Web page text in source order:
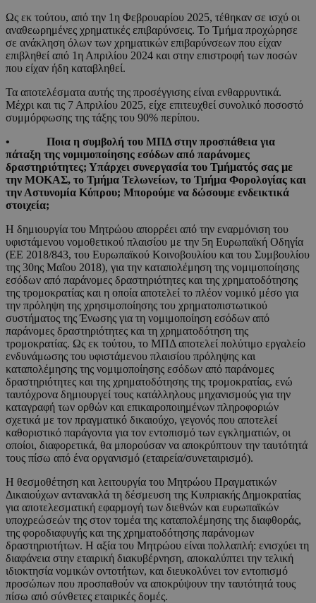
Ως εκ τούτου, από την 1η Φεβρουαρίου 2025, τέθηκαν σε ισχύ οι
αναθεωρημένες χρηματικές επιβαρύνσεις. Το Τμήμα προχώρησε
σε ανάκληση όλων των χρηματικών επιβαρύνσεων που είχαν
επιβληθεί από 1η Απριλίου 2024 και στην επιστροφή των ποσών
που είχαν ήδη καταβληθεί.
Τα αποτελέσματα αυτής της προσέγγισης είναι ενθαρρυντικά.
Μέχρι και τις 7 Απριλίου 2025, είχε επιτευχθεί συνολικό ποσοστό
συμμόρφωσης της τάξης του 90% περίπου.
• Ποια η συμβολή του ΜΠΔ στην προσπάθεια για
πάταξη της νομιμοποίησης εσόδων από παράνομες
δραστηριότητες; Υπάρχει συνεργασία του Τμήματός σας με
την ΜΟΚΑΣ, το Τμήμα Τελωνείων, το Τμήμα Φορολογίας και
την Αστυνομία Κύπρου; Μπορούμε να δώσουμε ενδεικτικά
στοιχεία;
Η δημιουργία του Μητρώου απορρέει από την εναρμόνιση του
υφιστάμενου νομοθετικού πλαισίου με την 5η Ευρωπαϊκή Οδηγία
(ΕΕ 2018/843, του Ευρωπαϊκού Κοινοβουλίου και του Συμβουλίου
της 30ης Μαΐου 2018), για την καταπολέμηση της νομιμοποίησης
εσόδων από παράνομες δραστηριότητες και της χρηματοδότησης
της τρομοκρατίας και η οποία αποτελεί το πλέον νομικό μέσο για
την πρόληψη της χρησιμοποίησης του χρηματοπιστωτικού
συστήματος της Ένωσης για τη νομιμοποίηση εσόδων από
παράνομες δραστηριότητες και τη χρηματοδότηση της
τρομοκρατίας. Ως εκ τούτου, το ΜΠΔ αποτελεί πολύτιμο εργαλείο
ενδυνάμωσης του υφιστάμενου πλαισίου πρόληψης και
καταπολέμησης της νομιμοποίησης εσόδων από παράνομες
δραστηριότητες και της χρηματοδότησης της τρομοκρατίας, ενώ
ταυτόχρονα δημιουργεί τους κατάλληλους μηχανισμούς για την
καταγραφή των ορθών και επικαιροποιημένων πληροφοριών
σχετικά με τον πραγματικό δικαιούχο, γεγονός που αποτελεί
καθοριστικό παράγοντα για τον εντοπισμό των εγκληματιών, οι
οποίοι, διαφορετικά, θα μπορούσαν να αποκρύπτουν την ταυτότητά
τους πίσω από ένα οργανισμό (εταιρεία/συνεταιρισμό).
Η θεσμοθέτηση και λειτουργία του Μητρώου Πραγματικών
Δικαιούχων αντανακλά τη δέσμευση της Κυπριακής Δημοκρατίας
για αποτελεσματική εφαρμογή των διεθνών και ευρωπαϊκών
υποχρεώσεών της στον τομέα της καταπολέμησης της διαφθοράς,
της φοροδιαφυγής και της χρηματοδότησης παράνομων
δραστηριοτήτων. Η αξία του Μητρώου είναι πολλαπλή: ενισχύει τη
διαφάνεια στην εταιρική διακυβέρνηση, αποκαλύπτει την τελική
ιδιοκτησία νομικών οντοτήτων, και διευκολύνει τον εντοπισμό
προσώπων που προσπαθούν να αποκρύψουν την ταυτότητά τους
πίσω από σύνθετες εταιρικές δομές.